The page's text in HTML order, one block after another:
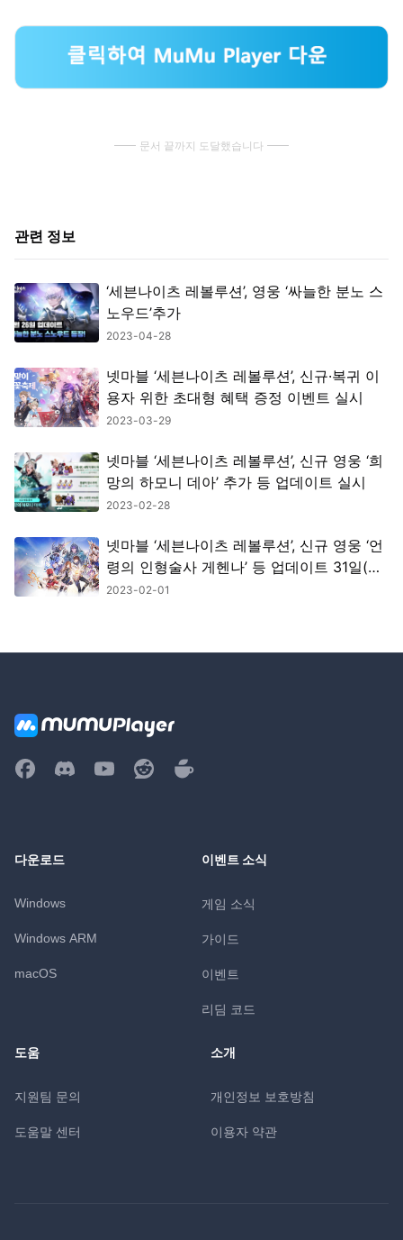
문서 끝까지 도달했습니다
관련 정보
‘세븐나이츠 레볼루션’, 영웅 ‘싸늘한 분노 스
노우드’추가
2023-04-28
넷마블 ‘세븐나이츠 레볼루션’, 신규·복귀 이
용자 위한 초대형 혜택 증정 이벤트 실시
2023-03-29
넷마블 ‘세븐나이츠 레볼루션’, 신규 영웅 ‘희
망의 하모니 데아’ 추가 등 업데이트 실시
2023-02-28
넷마블 ‘세븐나이츠 레볼루션’, 신규 영웅 ‘언
령의 인형술사 게헨나’ 등 업데이트 31일(화)
진행
2023-02-01
다운로드
Windows
Windows ARM
macOS
이벤트 소식
게임 소식
가이드
이벤트
리딤 코드
도움
지원팀 문의
도움말 센터
소개
개인정보 보호방침
이용자 약관